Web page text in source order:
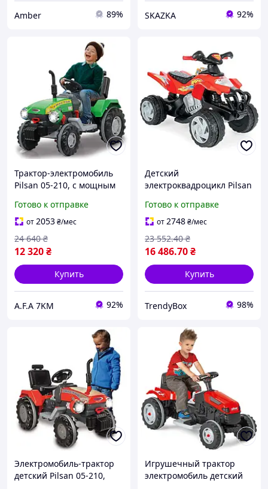
Amber 89% SKAZKA 92%
Трактор-электромобиль
Pilsan 05-210, с мощным
открывающийся капот,
цвет зеленый
Готово к отправке
от2053₴/мес
12 320₴
24 640 ₴
Купить
A.F.A 7KM 92%
Детский
электроквадроцикл Pilsan
квадроцикл на
аккумуляторе
электромобиль для детей
box2
Готово к отправке
от2748₴/мес
16 486.70₴
23 552.40 ₴
Купить
TrendyBox 98%
Электромобиль-трактор
детский Pilsan 05-210,
Игрушечный трактор
электромобиль детский